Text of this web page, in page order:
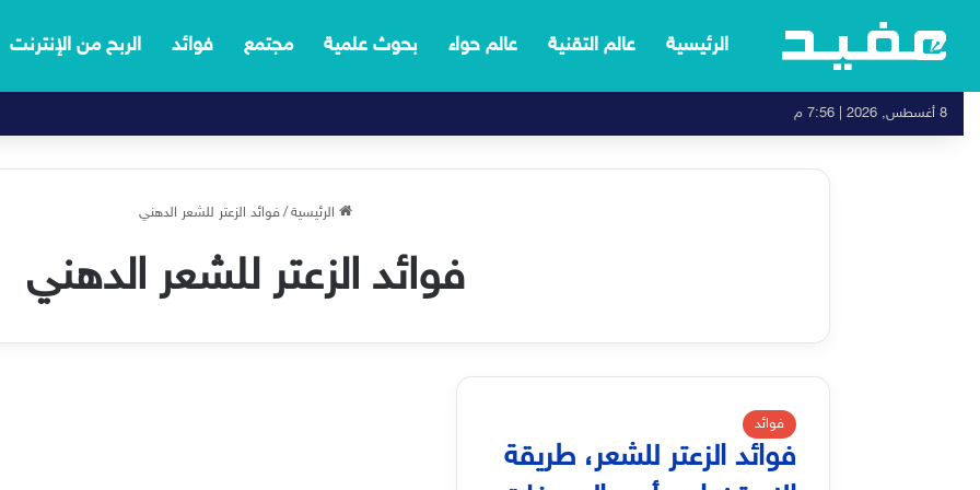
الرئيسية عالم التقنية عالم حواء بحوث علمية مجتمع فوائد الربح من الإنترنت
8 أغسطس, 2026 | 7:56 م
الرئيسية / فوائد الزعتر للشعر الدهني
فوائد الزعتر للشعر الدهني
فوائد
فوائد الزعتر للشعر، طريقة